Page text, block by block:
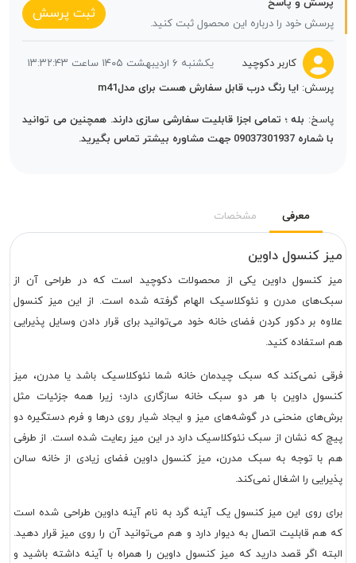
پرسش و پاسخ
پرسش خود را درباره این محصول ثبت کنید.
ثبت پرسش
کاربر دکوچید
یکشنبه ۶ اردیبهشت ۱۴۰۵ ساعت ۱۳:۳۲:۴۳
پرسش: ایا رنگ درب قابل سفارش هست برای مدلm41
پاسخ: بله ؛ تمامی اجزا قابلیت سفارشی سازی دارند. همچنین می توانید
با شماره 09037301937 جهت مشاوره بیشتر تماس بگیرید.
معرفی مشخصات
میز کنسول داوین
میز کنسول داوین یکی از محصولات دکوچید است که در طراحی آن از
سبک‌های مدرن و نئوکلاسیک الهام گرفته شده است. از این میز کنسول
علاوه بر دکور کردن فضای خانه خود می‌توانید برای قرار دادن وسایل پذیرایی
هم استفاده کنید.
فرقی نمی‌کند که سبک چیدمان خانه شما نئوکلاسیک باشد یا مدرن، میز
کنسول داوین با هر دو سبک خانه سازگاری دارد؛ زیرا همه جزئیات مثل
برش‌های منحنی در گوشه‌های میز و ایجاد شیار روی درها و فرم دستگیره دو
پیچ که نشان از سبک نئوکلاسیک دارد در این میز رعایت شده است. از طرفی
هم با توجه به سبک مدرن، میز کنسول داوین فضای زیادی از خانه سالن
پذیرایی را اشغال نمی‌کند.
برای روی این میز کنسول یک آینه گرد به نام آینه داوین طراحی شده است
که هم قابلیت اتصال به دیوار دارد و هم می‌توانید آن را روی میز قرار دهید.
البته اگر قصد دارید که میز کنسول داوین را همراه با آینه داشته باشید و